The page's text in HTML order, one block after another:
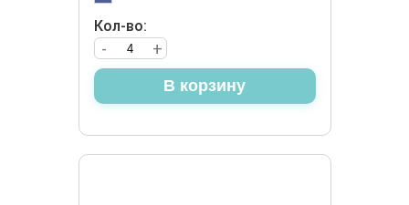
Кол-во:
+
-
В корзину